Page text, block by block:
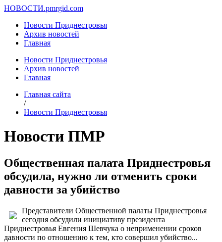
НОВОСТИ.pmrgid.com
Новости Приднестровья
Архив новостей
Главная
Новости Приднестровья
Архив новостей
Главная
Главная сайта
/
Новости Приднестровья
Новости ПМР
Общественная палата Приднестровья
обсудила, нужно ли отменить сроки
давности за убийство
Представители Общественной палаты Приднестровья
сегодня обсудили инициативу президента
Приднестровья Евгения Шевчука о неприменении сроков
давности по отношению к тем, кто совершил убийство...